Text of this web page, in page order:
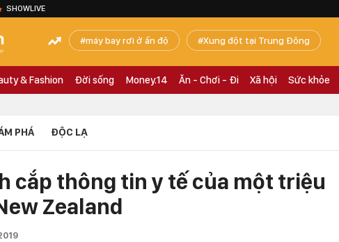
SHOWLIVE
máy bay rơi ở ấn độ Xung đột tại Trung Đông
& Fashion Đời sống Money.14 Ăn - Chơi - Đi Xã hội Sức khỏe
PHÁ ĐỘC LẠ
cắp thông tin y tế của một triệu
Zealand